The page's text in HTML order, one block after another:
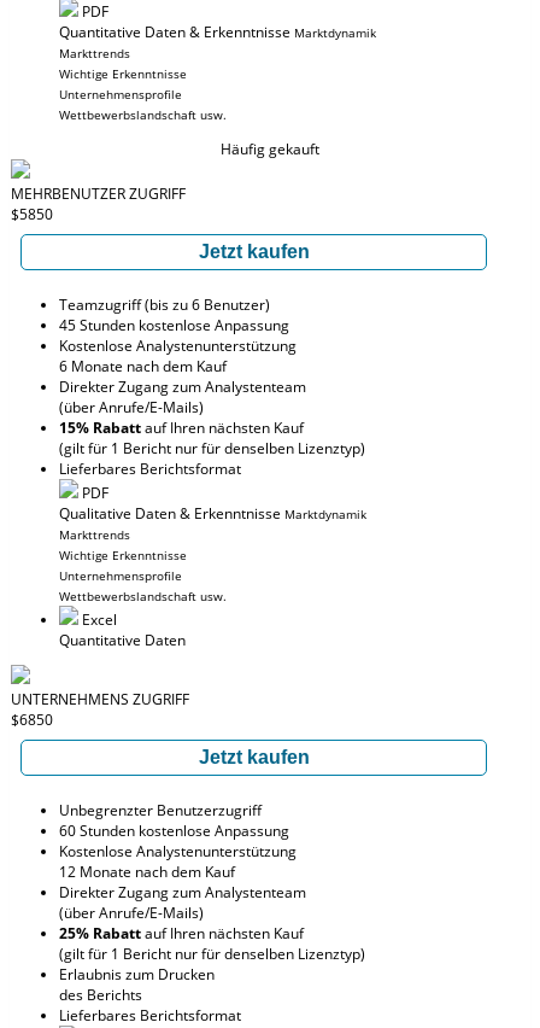
PDF
Quantitative Daten & Erkenntnisse Marktdynamik
Markttrends
Wichtige Erkenntnisse
Unternehmensprofile
Wettbewerbslandschaft usw.
Häufig gekauft
MEHRBENUTZER ZUGRIFF
$5850
Jetzt kaufen
Teamzugriff (bis zu 6 Benutzer)
45 Stunden kostenlose Anpassung
Kostenlose Analystenunterstützung
6 Monate nach dem Kauf
Direkter Zugang zum Analystenteam
(über Anrufe/E-Mails)
15% Rabattauf Ihren nächsten Kauf
(gilt für 1 Bericht nur für denselben Lizenztyp)
Lieferbares Berichtsformat
PDF
Qualitative Daten & Erkenntnisse Marktdynamik
Markttrends
Wichtige Erkenntnisse
Unternehmensprofile
Wettbewerbslandschaft usw.
Excel
Quantitative Daten
UNTERNEHMENS ZUGRIFF
$6850
Jetzt kaufen
Unbegrenzter Benutzerzugriff
60 Stunden kostenlose Anpassung
Kostenlose Analystenunterstützung
12 Monate nach dem Kauf
Direkter Zugang zum Analystenteam
(über Anrufe/E-Mails)
25% Rabattauf Ihren nächsten Kauf
(gilt für 1 Bericht nur für denselben Lizenztyp)
Erlaubnis zum Drucken
des Berichts
Lieferbares Berichtsformat